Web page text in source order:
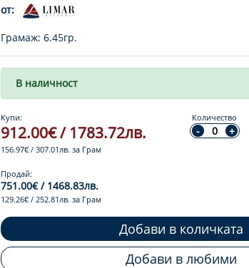
от:
Грамаж: 6.45гр.
В наличност
Купи:
912.00€ / 1783.72лв.
156.97€ / 307.01лв. за Грам
Количество
Продай:
751.00€ / 1468.83лв.
129.26€ / 252.81лв. за Грам
Добави в количката
Добави в любими